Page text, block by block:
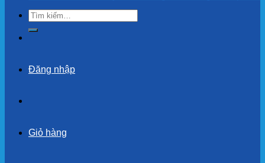
Tìm
kiếm:
Đăng nhập
Giỏ hàng